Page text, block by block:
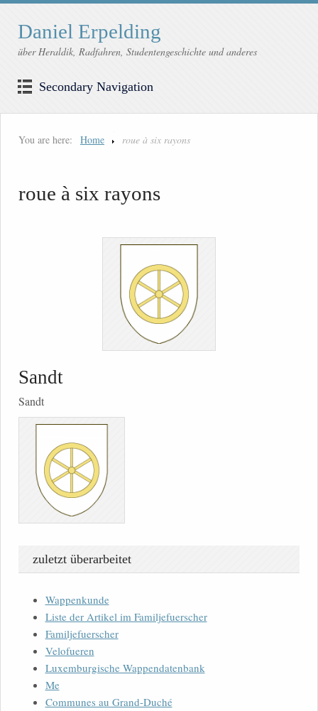
Daniel Erpelding
über Heraldik, Radfahren, Studentengeschichte und anderes
Secondary Navigation
You are here: Home roue à six rayons
roue à six rayons
Sandt
Sandt
zuletzt überarbeitet
Wappenkunde
Liste der Artikel im Familjefuerscher
Familjefuerscher
Velofueren
Luxemburgische Wappendatenbank
Me
Communes au Grand-Duché